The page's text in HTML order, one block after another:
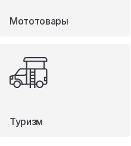
Мототовары
Туризм